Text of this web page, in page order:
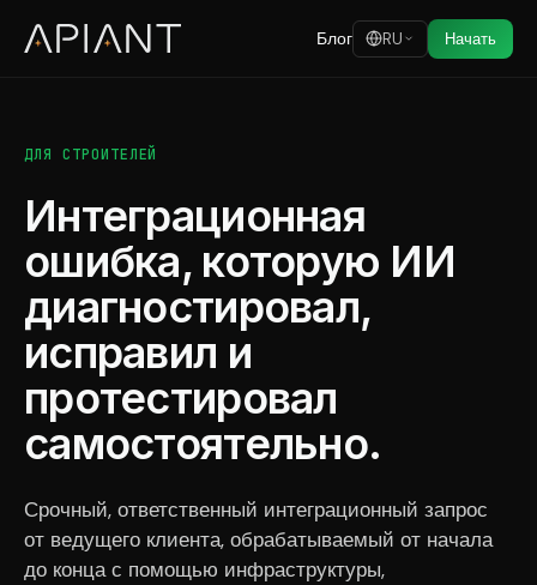
Блог RU Начать
ДЛЯ СТРОИТЕЛЕЙ
Интеграционная
ошибка, которую ИИ
диагностировал,
исправил и
протестировал
самостоятельно.
Срочный, ответственный интеграционный запрос
от ведущего клиента, обрабатываемый от начала
до конца с помощью инфраструктуры,